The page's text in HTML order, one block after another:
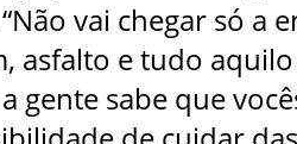
vai chegar só a
asfalto e tudo
gente sabe que